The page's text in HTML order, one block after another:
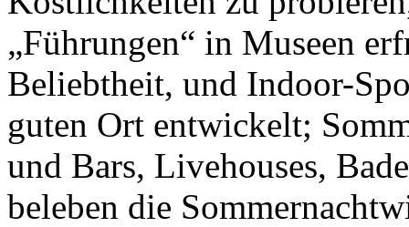
„Führungen“ in Museen
Beliebtheit, und Indoor-
guten Ort entwickelt;
und Bars, Livehouses,
beleben die